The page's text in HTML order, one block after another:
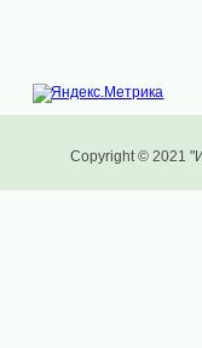
Copyright © 2021